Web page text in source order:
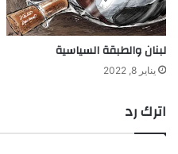
لبنان والطبقة السياسية
يناير 8, 2022
اترك رد